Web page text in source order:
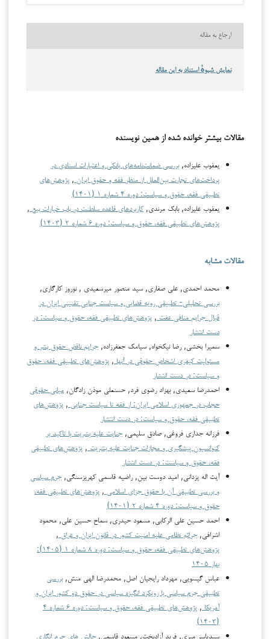
ارجاع به مقاله
نمایش شیوهٔ استناد به این مقاله
مقالات بیشتر خوانده شده از همین نویسنده
یعقوب علیزاده,بررسی ضمانت‌نامه‌های بانکی و اعتبارات اسنادی در
پرداخت‌های تجارت بین‌الملل از منظر فقه و حقوق ایران , پژوهش‌های
تطبیقی فقه، حقوق و سیاست: دوره ۴ شماره ۱ (۱۴۰۱)
یعقوب علیزاده, بابک مرندی,کاربردهای قاعده سلطنت در باب خیارات بیع ,
پژوهش‌های تطبیقی فقه، حقوق و سیاست: دوره ۶ شماره ۲ (۱۴۰۳)
مقالات مشابه
محمد احمدی, علی صفاری, سید منصور میرسعیدی , نوروز کارگاری,
بررسی تحلیلی- تطبیقی رویه قضایی و سیاست جنایی تقنینی ایران در
قبال جرایم منافی عفت , پژوهش‌های تطبیقی فقه، حقوق و سیاست: در
دست انتشار
سمیرا بخشی, رضا نیکخواه, سیامک جعفرزاده, جرایم ناقض حقوق بشر و
مسئولیت کیفری اشخاص حقوقی در آنها , پژوهش‌های تطبیقی فقه، حقوق
و سیاست: در دست انتشار
احمدرضا سعیدی, بهزاد رضوی فرد, حسنعلی موذن زادگان, مبانی حقوقی
حجاب در جمهوری اسلامی ایران: از فقه تا سیاست جنایی , پژوهش‌های
تطبیقی فقه، حقوق و سیاست: در دست انتشار
فرزانه جداری فروغی, صادق سلیمی, جنایت علیه بشریت با تاکید بر
کنوانسیون پیشگیری و مجازات جنایت علیه بشریت , پژوهش‌های تطبیقی
فقه، حقوق و سیاست: در دست انتشار
آیت اله یزدانی, امید دوست بین, راضیه قاسمی کهریزسنگی, جرم سیاسی
و بررسی تطبیقی آن با حقوق جزای اسلامی , پژوهش‌های تطبیقی فقه،
حقوق و سیاست: دوره ۴ شماره ۲ (۱۴۰۱)
احمد حسین علی الرکابی, مسعود حیدری, سماح حسین علی, محمود
اشرافی, جرائم نظامی علیه امنیت کشور در قانون ایران و عراق ,
پژوهش‌های تطبیقی فقه، حقوق و سیاست: دوره ۸ شماره ۱ (۱۴۰۵):
بهار ۱۴۰۵
عباس گیسویی, مهرداد رایجیان اصل, محمدرضا الهی منش,بررسی
تطبیقی جرم سیاسی با رویکرد انگیزه سیاسی در حقوق دو کشور ایران و
آمریکا ,
پژوهش‌های تطبیقی فقه، حقوق و سیاست: دوره ۶ شماره ۴
(۱۴۰۳)
سیدیاسر میری, فرید آزادبخت, مسعود قاسمی, چالش های جرم انگاری